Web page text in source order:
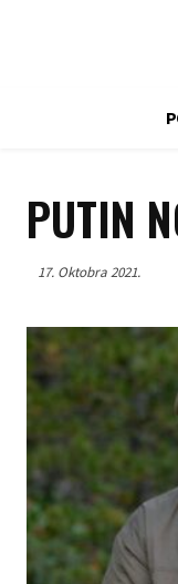
PUTIN
17. Oktobra 2021.